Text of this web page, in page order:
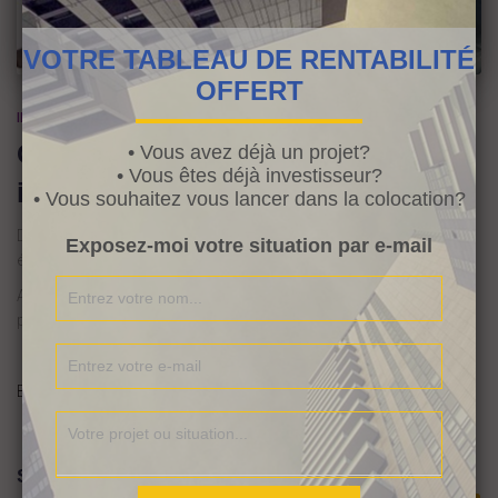
IMMOBILIER
Contracter une assurance loyer
impayé ?!
Dans le dernier article, vous avez pu découvrir et analysez quelles
étaient vos plus grands peurs en immobilier.
Aujourd’hui, vous allez découvrir dans cette courte vidéo, s’il est
préférable de contracter ou non une assurance loyer impayé.
By
Audrey,10 ansago
Search
VOTRE TABLEAU DE RENTABILITÉ
OFFERT
• Vous avez déjà un projet?
• Vous êtes déjà investisseur?
• Vous souhaitez vous lancer dans la colocation?
Exposez-moi votre situation par e-mail